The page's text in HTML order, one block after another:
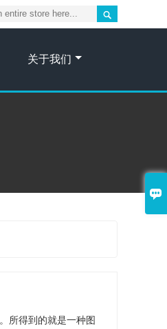


关于我们
所得到的就是一种图